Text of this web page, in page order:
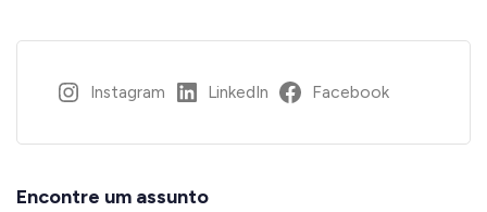
Instagram LinkedIn Facebook
Encontre um assunto